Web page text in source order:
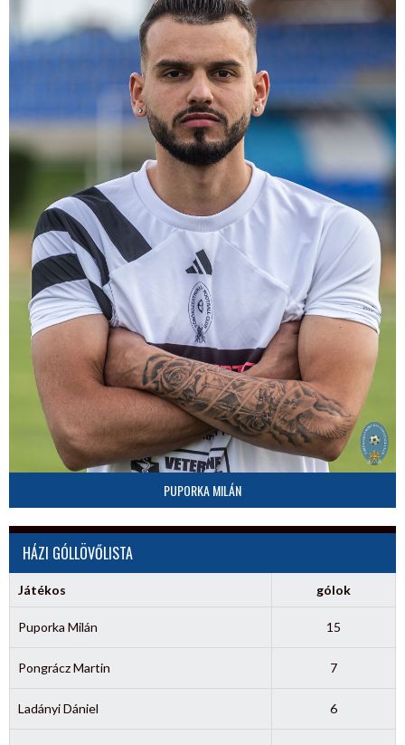
PUPORKA MILÁN
HÁZI GÓLLÖVŐLISTA
Játékos gólok
Puporka Milán 15
Pongrácz Martin 7
Ladányi Dániel 6